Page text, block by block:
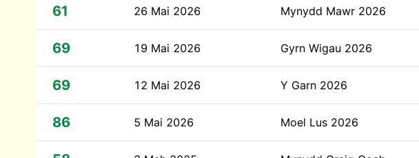
61 26 Mai 2026 Mynydd Mawr 2026
69 19 Mai 2026 Gyrn Wigau 2026
69 12 Mai 2026 Y Garn 2026
86 5 Mai 2026 Moel Lus 2026